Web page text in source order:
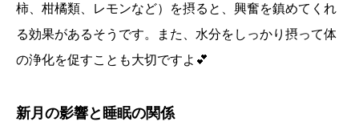
柿、柑橘類、レモンなど）を摂ると、興奮を鎮めてくれ
る効果があるそうです。また、水分をしっかり摂って体
の浄化を促すことも大切ですよ💕
新月の影響と睡眠の関係